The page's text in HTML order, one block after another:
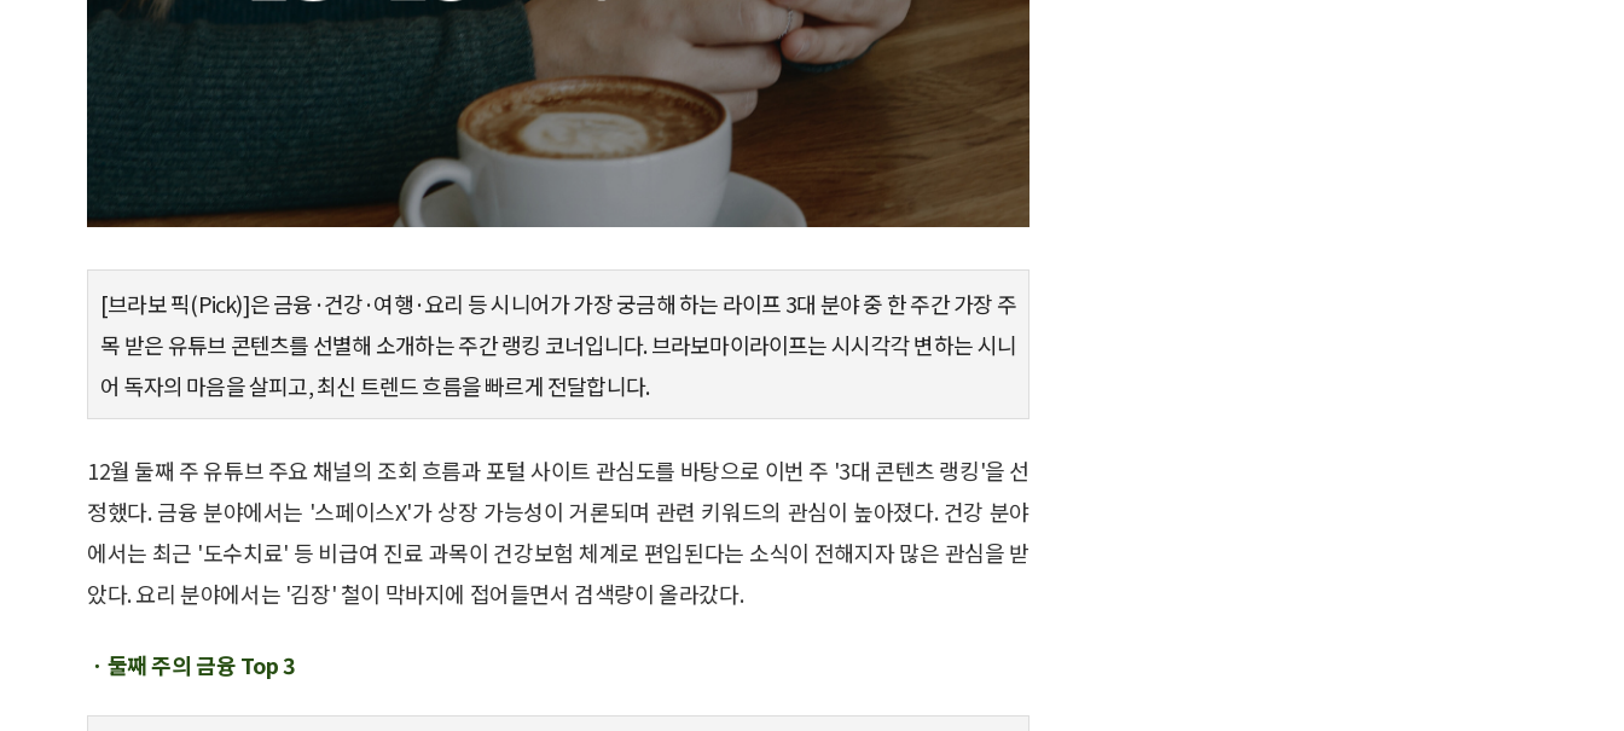
[브라보 픽(Pick)]은 금융·건강·여행·요리 등 시니어가 가장 궁금해 하는 라이프 3대 분야 중 한 주간 가장 주
목 받은 유튜브 콘텐츠를 선별해 소개하는 주간 랭킹 코너입니다. 브라보마이라이프는 시시각각 변하는 시니
어 독자의 마음을 살피고, 최신 트렌드 흐름을 빠르게 전달합니다.
12월 둘째 주 유튜브 주요 채널의 조회 흐름과 포털 사이트 관심도를 바탕으로 이번 주 '3대 콘텐츠 랭킹'을 선
정했다. 금융 분야에서는 '스페이스X'가 상장 가능성이 거론되며 관련 키워드의 관심이 높아졌다. 건강 분야
에서는 최근 '도수치료' 등 비급여 진료 과목이 건강보험 체계로 편입된다는 소식이 전해지자 많은 관심을 받
았다. 요리 분야에서는 '김장' 철이 막바지에 접어들면서 검색량이 올라갔다.
ㆍ둘째 주의 금융 Top 3